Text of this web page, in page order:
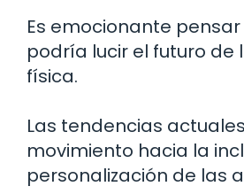
Es emocionante
podría lucir el futuro de
física.
Las tendencias
movimiento hacia la
personalización de las